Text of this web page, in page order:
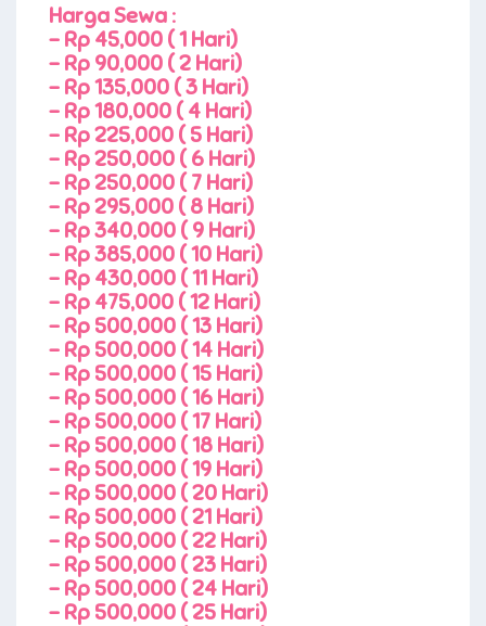
Harga Sewa :
- Rp 45,000 ( 1 Hari)
- Rp 90,000 ( 2 Hari)
- Rp 135,000 ( 3 Hari)
- Rp 180,000 ( 4 Hari)
- Rp 225,000 ( 5 Hari)
- Rp 250,000 ( 6 Hari)
- Rp 250,000 ( 7 Hari)
- Rp 295,000 ( 8 Hari)
- Rp 340,000 ( 9 Hari)
- Rp 385,000 ( 10 Hari)
- Rp 430,000 ( 11 Hari)
- Rp 475,000 ( 12 Hari)
- Rp 500,000 ( 13 Hari)
- Rp 500,000 ( 14 Hari)
- Rp 500,000 ( 15 Hari)
- Rp 500,000 ( 16 Hari)
- Rp 500,000 ( 17 Hari)
- Rp 500,000 ( 18 Hari)
- Rp 500,000 ( 19 Hari)
- Rp 500,000 ( 20 Hari)
- Rp 500,000 ( 21 Hari)
- Rp 500,000 ( 22 Hari)
- Rp 500,000 ( 23 Hari)
- Rp 500,000 ( 24 Hari)
- Rp 500,000 ( 25 Hari)